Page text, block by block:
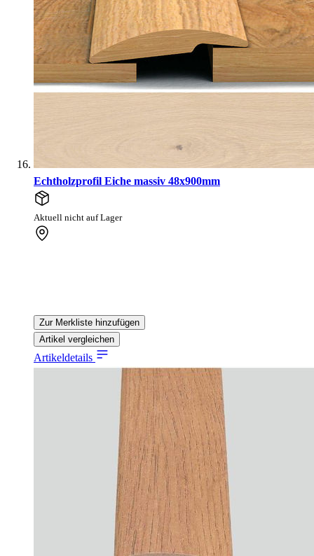
Echtholzprofil Eiche massiv 48x900mm
Aktuell nicht auf Lager
Zur Merkliste hinzufügen
Artikel vergleichen
Artikeldetails